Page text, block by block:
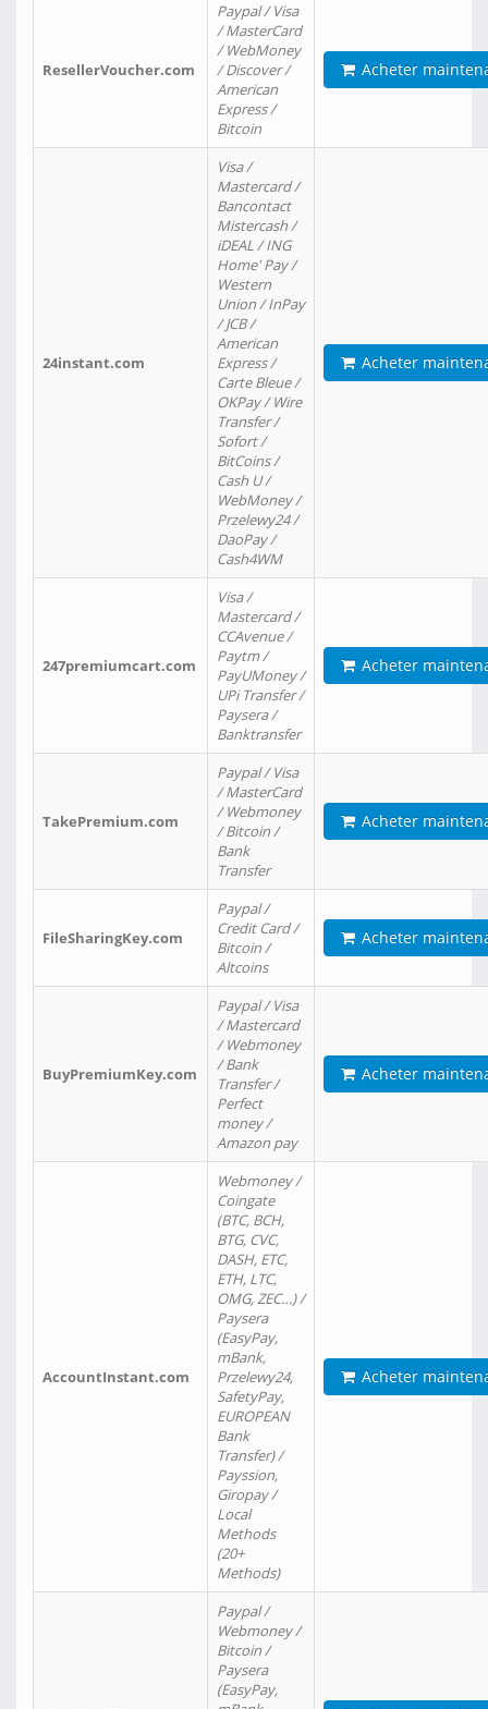
ResellerVoucher.com
Paypal / Visa
/ MasterCard
/ WebMoney
/ Discover /
American
Express /
Bitcoin
Acheter
24instant.com
Visa /
Mastercard /
Bancontact
Mistercash /
iDEAL / ING
Home' Pay /
Western
Union / InPay
/ JCB /
American
Express /
Carte Bleue /
OKPay / Wire
Transfer /
Sofort /
BitCoins /
Cash U /
WebMoney /
Przelewy24 /
DaoPay /
Cash4WM
Acheter
247premiumcart.com
Visa /
Mastercard /
CCAvenue /
Paytm /
PayUMoney /
UPi Transfer /
Paysera /
Banktransfer
Acheter
TakePremium.com
Paypal / Visa
/ MasterCard
/ Webmoney
/ Bitcoin /
Bank
Transfer
Acheter
FileSharingKey.com
Paypal /
Credit Card /
Bitcoin /
Altcoins
Acheter
BuyPremiumKey.com
Paypal / Visa
/ Mastercard
/ Webmoney
/ Bank
Transfer /
Perfect
money /
Amazon pay
Acheter
AccountInstant.com
Webmoney /
Coingate
(BTC, BCH,
BTG, CVC,
DASH, ETC,
ETH, LTC,
OMG, ZEC…) /
Paysera
(EasyPay,
mBank,
Przelewy24,
SafetyPay,
EUROPEAN
Bank
Transfer) /
Payssion,
Giropay /
Local
Methods
(20+
Methods)
Acheter
Paypal /
Webmoney /
Bitcoin /
Paysera
(EasyPay,